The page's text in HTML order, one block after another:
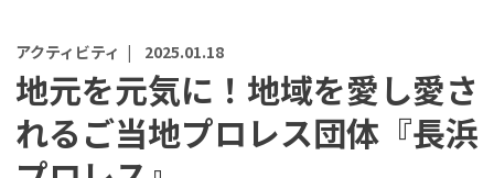
アクティビティ | 2025.01.18
地元を元気に！地域を愛し愛さ
れるご当地プロレス団体『長浜